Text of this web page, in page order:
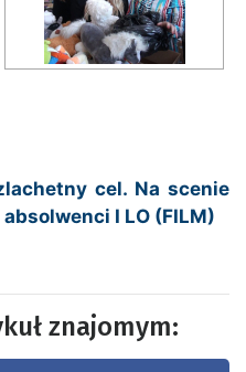
cel. Na scenie
I LO (FILM)
znajomym: